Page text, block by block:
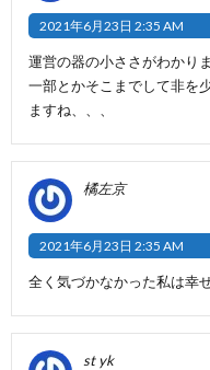
2021年6月23日 2:35 AM
運営の器の小ささがわかり
一部とかそこまでして非を
ますね、、、
橘左京
2021年6月23日 2:35 AM
全く気づかなかった私は幸
st yk